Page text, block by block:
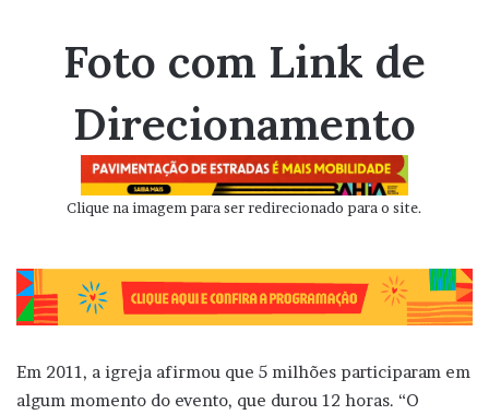
Foto com Link de
Direcionamento
Clique na imagem para ser redirecionado para o site.
Em 2011, a igreja afirmou que 5 milhões participaram em
algum momento do evento, que durou 12 horas. “O